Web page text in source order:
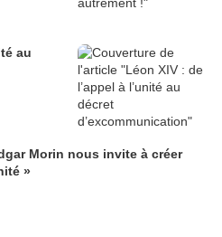
au
Morin nous invite à créer
»